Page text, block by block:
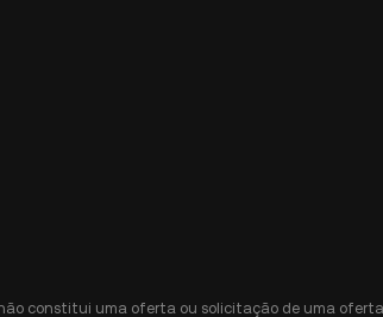
constitui uma oferta ou solicitação de uma